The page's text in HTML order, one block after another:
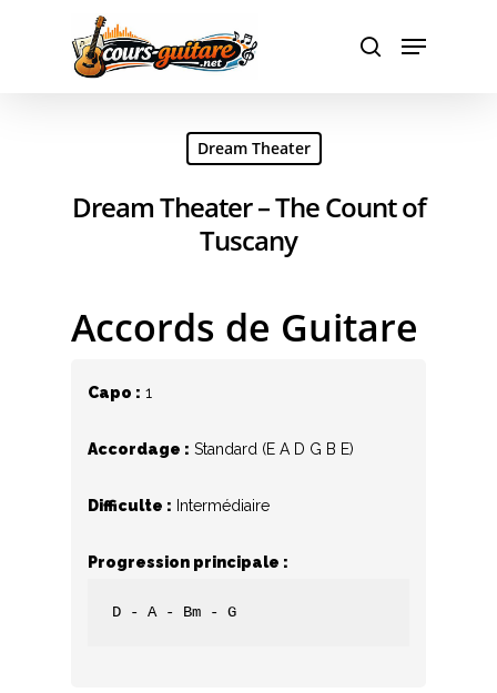
Hit enter to search or ESC to close
Dream Theater
Dream Theater – The Count of
Tuscany
Accords de Guitare
Capo : 1
Accordage : Standard (E A D G B E)
Difficulte : Intermédiaire
Progression principale :
D - A - Bm - G